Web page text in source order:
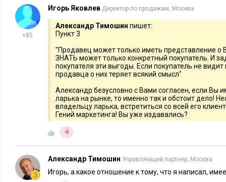
+85
Игорь Яковлев Директор по продажам, Москва
Александр Тимошин пишет:
Пункт 3
"Продавец может только иметь представление
ЗНАТЬ может только конкретный покупатель. И
покупателя эти выгоды. Если покупатель не видит
продавца о них теряет всякий смысл"
Александр безусловно с Вами согласен, если Вы
ларька на рынке, то именно так и обстоит дело!
владельцу ларька, встретиться со всей его
Гений маркетинга! Вы уже издавались?
-6
Александр Тимошин Управляющий партнер, Москва
Игорь, а какое отношение к тому, что я написал,